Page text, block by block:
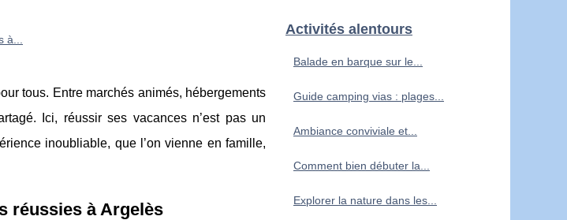
tous. Entre marchés animés, hébergements
Ici, réussir ses vacances n’est pas un
inoubliable, que l’on vienne en famille,
réussies à Argelès
Activités alentours
Balade en barque sur le...
Guide camping vias : plages...
Ambiance conviviale et...
Comment bien débuter la...
Explorer la nature dans les...